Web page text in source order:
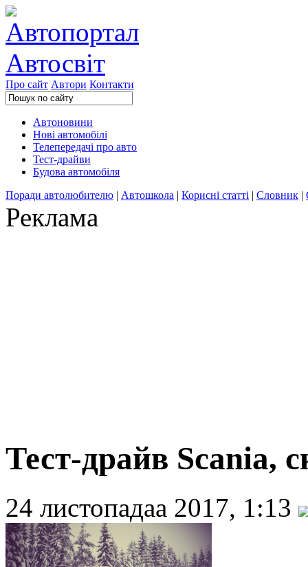
Про сайт Автори Контакти
Автоновини
Нові автомобілі
Телепередачі про авто
Тест-драйви
Будова автомобіля
Поради автолюбителю | Автошкола | Корисні статті | Словник |
Реклама
Тест-драйв Scania,
24 листопадаа 2017, 1:13